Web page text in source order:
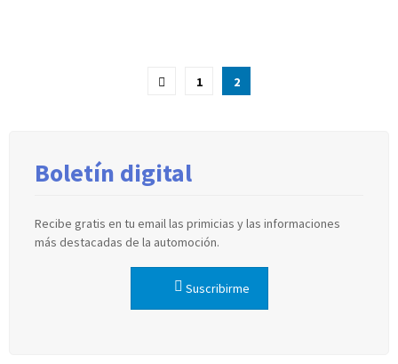
1 2
Boletín digital
Recibe gratis en tu email las primicias y las informaciones
más destacadas de la automoción.
Suscribirme